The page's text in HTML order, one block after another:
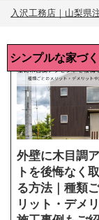
入沢工務店｜山梨県
外壁に木目調
トを後悔なく
る方法｜種類
リット・デメ
シンプルな家づ